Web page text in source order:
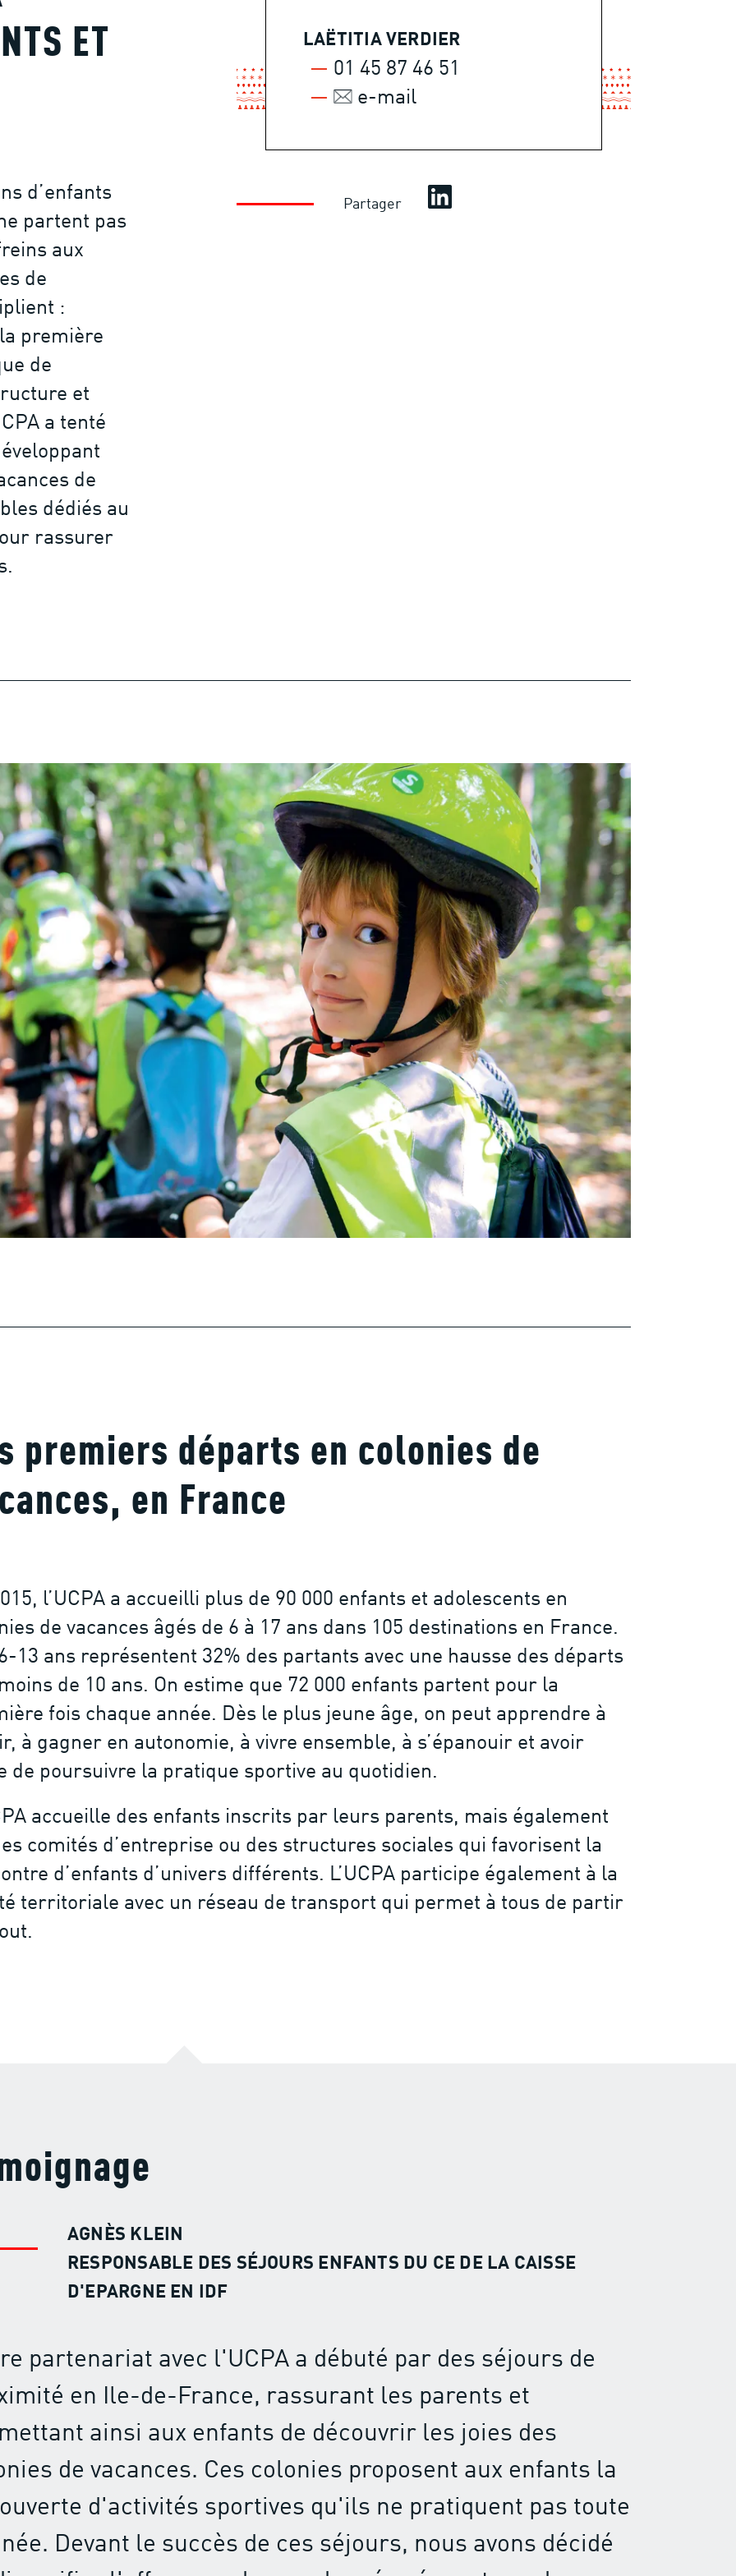
ET
d’enfants
partent pas
aux
de
:
première
de
et
a tenté
de
dédiés au
rassurer
LAËTITIA VERDIER
01 45 87 46 51
e-mail
Partager
premiers départs en colonies de
en France
l’UCPA a accueilli plus de 90 000 enfants et adolescents en
de vacances âgés de 6 à 17 ans dans 105 destinations en France.
13 ans représentent 32% des partants avec une hausse des départs
de 10 ans. On estime que 72 000 enfants partent pour la
fois chaque année. Dès le plus jeune âge, on peut apprendre à
à gagner en autonomie, à vivre ensemble, à s’épanouir et avoir
de poursuivre la pratique sportive au quotidien.
accueille des enfants inscrits par leurs parents, mais également
comités d’entreprise ou des structures sociales qui favorisent la
d’enfants d’univers différents. L’UCPA participe également à la
territoriale avec un réseau de transport qui permet à tous de partir
AGNÈS KLEIN
RESPONSABLE DES SÉJOURS ENFANTS DU CE DE LA CAISSE
D'EPARGNE EN IDF
partenariat avec l'UCPA a débuté par des séjours de
en Ile-de-France, rassurant les parents et
ainsi aux enfants de découvrir les joies des
de vacances. Ces colonies proposent aux enfants la
d'activités sportives qu'ils ne pratiquent pas toute
Devant le succès de ces séjours, nous avons décidé